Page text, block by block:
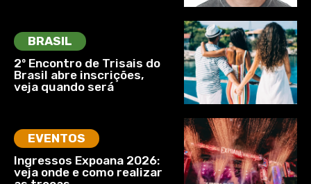
BRASIL
2º Encontro de Trisais do
Brasil abre inscrições,
veja quando será
EVENTOS
Ingressos Expoana 2026:
veja onde e como realizar